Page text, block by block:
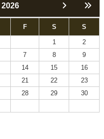
2026
F S S
1
2
7 8
9
14 15
16
21 22
23
28 29
30